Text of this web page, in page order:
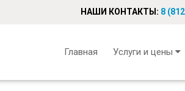
НАШИ КОНТАКТЫ: 8
Главная Услуги и цены